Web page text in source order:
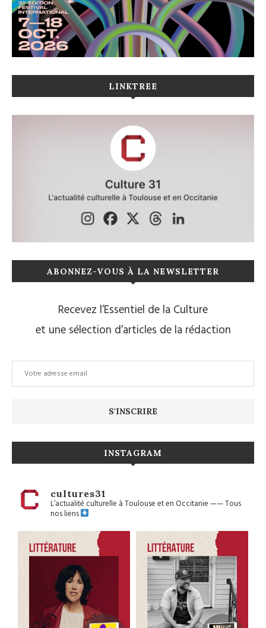
LINKTREE
ABONNEZ-VOUS À LA NEWSLETTER
Recevez l’Essentiel de la Culture
et une sélection d’articles de la rédaction
INSTAGRAM
cultures31
L’actualité culturelle à Toulouse et en Occitanie——Tous
nos liens